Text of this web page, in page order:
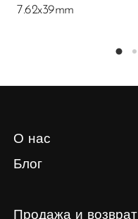
7.62x39mm
О нас
Блог
Продажа и возврат